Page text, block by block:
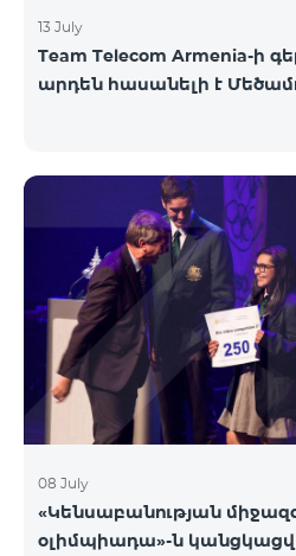
13 July
Team Telecom Armenia-ի
արդեն հասանելի է
08 July
«Կենսաբանության
օլիմպիադա»-ն